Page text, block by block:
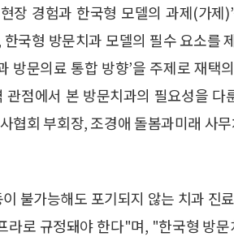
장 경험과 한국형 모델의 과제(가제
국형 방문치과 모델의 필수 요소를
방문의료 통합 방향’을 주제로 재택
점에서 본 방문치과의 필요성을 다
협회 부회장, 조경애 돌봄과미래 사
불가능해도 포기되지 않는 치과 진
라로 규정돼야 한다"며, "한국형 방